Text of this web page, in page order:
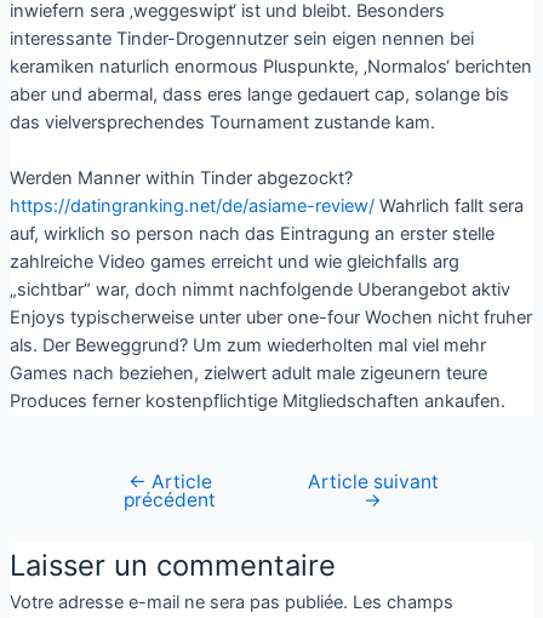
inwiefern sera ‚weggeswipt‘ ist und bleibt. Besonders
interessante Tinder-Drogennutzer sein eigen nennen bei
keramiken naturlich enormous Pluspunkte, ‚Normalos‘ berichten
aber und abermal, dass eres lange gedauert cap, solange bis
das vielversprechendes Tournament zustande kam.
Werden Manner within Tinder abgezockt?
https://datingranking.net/de/asiame-review/Wahrlich fallt sera
auf, wirklich so person nach das Eintragung an erster stelle
zahlreiche Video games erreicht und wie gleichfalls arg
„sichtbar“ war, doch nimmt nachfolgende Uberangebot aktiv
Enjoys typischerweise unter uber one-four Wochen nicht fruher
als. Der Beweggrund? Um zum wiederholten mal viel mehr
Games nach beziehen, zielwert adult male zigeunern teure
Produces ferner kostenpflichtige Mitgliedschaften ankaufen.
← Article
précédent
Article suivant
→
Laisser un commentaire
Votre adresse e-mail ne sera pas publiée. Les champs